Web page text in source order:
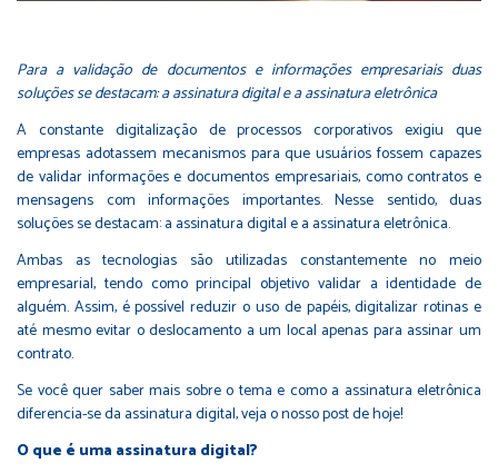
Para a validação de documentos e informações empresariais duas
soluções se destacam: a assinatura digital e a assinatura eletrônica
A constante digitalização de processos corporativos exigiu que
empresas adotassem mecanismos para que usuários fossem capazes
de validar informações e documentos empresariais, como contratos e
mensagens com informações importantes. Nesse sentido, duas
soluções se destacam: a assinatura digital e a assinatura eletrônica.
Ambas as tecnologias são utilizadas constantemente no meio
empresarial, tendo como principal objetivo validar a identidade de
alguém. Assim, é possível reduzir o uso de papéis, digitalizar rotinas e
até mesmo evitar o deslocamento a um local apenas para assinar um
contrato.
Se você quer saber mais sobre o tema e como a assinatura eletrônica
diferencia-se da assinatura digital, veja o nosso post de hoje!
O que é uma assinatura digital?